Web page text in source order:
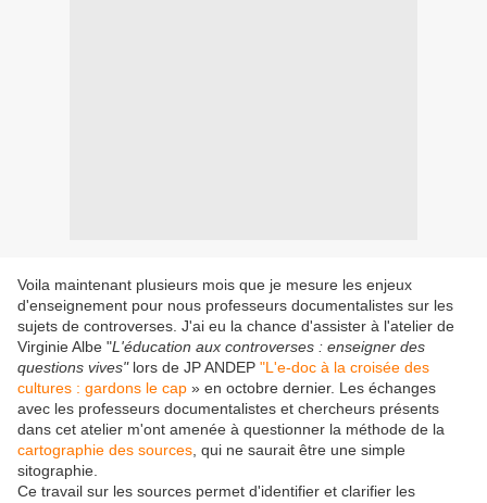
Voila maintenant plusieurs mois que je mesure les enjeux
d'enseignement pour nous professeurs documentalistes sur les
sujets de controverses. J'ai eu la chance d'assister à l'atelier de
Virginie Albe "L'éducation aux controverses : enseigner des
questions vives" lors de JP ANDEP "L'e-doc à la croisée des
cultures : gardons le cap » en octobre dernier. Les échanges
avec les professeurs documentalistes et chercheurs présents
dans cet atelier m'ont amenée à questionner la méthode de la
cartographie des sources , qui ne saurait être une simple
sitographie.
Ce travail sur les sources permet d'identifier et clarifier les